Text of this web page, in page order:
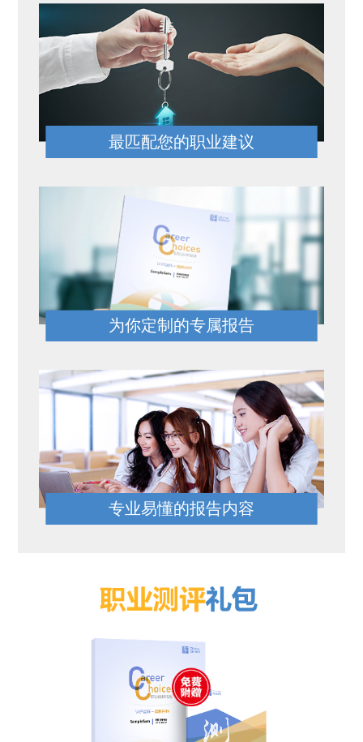
最匹配您的职业建议
为你定制的专属报告
专业易懂的报告内容